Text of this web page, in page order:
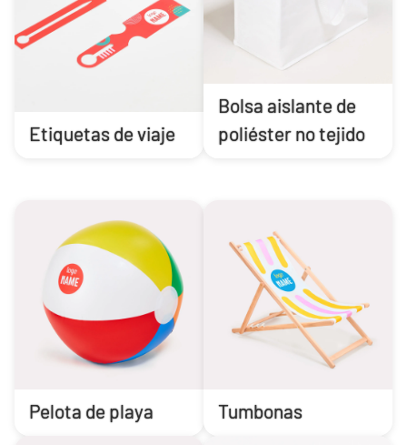
Etiquetas de viaje
Bolsa aislante de
poliéster no tejido
Pelota de playa Tumbonas